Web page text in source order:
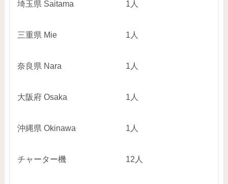
埼玉県 Saitama 1 人
三重県 Mie 1 人
奈良県 Nara 1 人
大阪府Osaka 1 人
沖縄県 Okinawa 1 人
チャーター機 12 人